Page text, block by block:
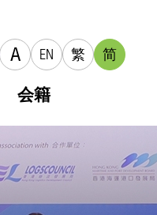
A EN 繁 简
会籍